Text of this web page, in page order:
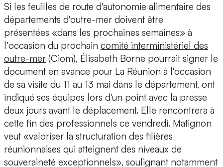
Si les feuilles de route d'autonomie alimentaire des
départements d'outre-mer doivent être
présentées «dans les prochaines semaines» à
l’occasion du prochain comité interministériel des
outre-mer (Ciom), Élisabeth Borne pourrait signer le
document en avance pour La Réunion à l'occasion
de sa visite du 11 au 13 mai dans le département, ont
indiqué ses équipes lors d'un point avec la presse
deux jours avant le déplacement. Elle rencontrera à
cette fin des professionnels ce vendredi. Matignon
veut «valoriser la structuration des filières
réunionnaises qui atteignent des niveaux de
souveraineté exceptionnels», soulignant notamment